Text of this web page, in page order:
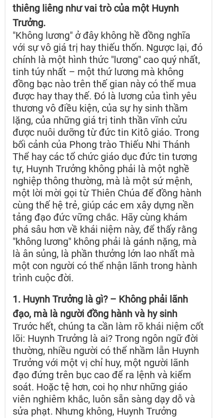
thiêng liêng như vai trò của một Huynh
Trưởng.
"Không lương" ở đây không hề đồng nghĩa
với sự vô giá trị hay thiếu thốn. Ngược lại, đó
chính là một hình thức "lương" cao quý nhất,
tinh túy nhất – một thứ lương mà không
đồng bạc nào trên thế gian này có thể mua
được hay thay thế. Đó là lương của tình yêu
thương vô điều kiện, của sự hy sinh thầm
lặng, của những giá trị tinh thần vĩnh cửu
được nuôi dưỡng từ đức tin Kitô giáo. Trong
bối cảnh của Phong trào Thiếu Nhi Thánh
Thể hay các tổ chức giáo dục đức tin tương
tự, Huynh Trưởng không phải là một nghề
nghiệp thông thường, mà là một sứ mệnh,
một lời mời gọi từ Thiên Chúa để đồng hành
cùng thế hệ trẻ, giúp các em xây dựng nền
tảng đạo đức vững chắc. Hãy cùng khám
phá sâu hơn về khái niệm này, để thấy rằng
"không lương" không phải là gánh nặng, mà
là ân sủng, là phần thưởng lớn lao nhất mà
một con người có thể nhận lãnh trong hành
trình cuộc đời.
1. Huynh Trưởng là gì? – Không phải lãnh
đạo, mà là người đồng hành và hy sinh
Trước hết, chúng ta cần làm rõ khái niệm cốt
lõi: Huynh Trưởng là ai? Trong ngôn ngữ đời
thường, nhiều người có thể nhầm lẫn Huynh
Trưởng với một vị chỉ huy, một người lãnh
đạo đứng trên bục cao để ra lệnh và kiểm
soát. Hoặc tệ hơn, coi họ như những giáo
viên nghiêm khắc, luôn sẵn sàng dạy dỗ và
sửa phạt. Nhưng không, Huynh Trưởng